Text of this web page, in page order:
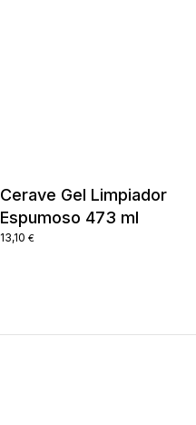
Cerave Gel Limpiador
Espumoso 473 ml
13,10 €